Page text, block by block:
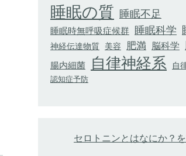
睡眠の質 睡眠不足
睡眠時無呼吸症候群 睡眠科学
神経伝達物質 美容 肥満 脳科学
腸内細菌 自律神経系 自
認知症予防
セロトニンとはなにか？